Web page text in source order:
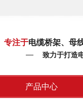
专注于电缆桥架、母
致力于打造
产品中心